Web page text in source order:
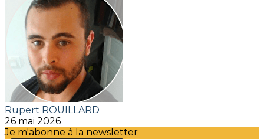
Rupert ROUILLARD
26 mai 2026
Je m'abonne à la newsletter